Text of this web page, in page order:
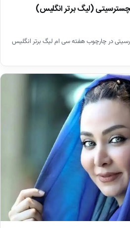
در چارچوب هفته سی ام لیگ برتر انگلیس